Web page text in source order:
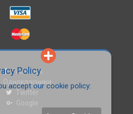
Facebook
Однокласники
Twitter
Google
Policy
accept our cookie policy: